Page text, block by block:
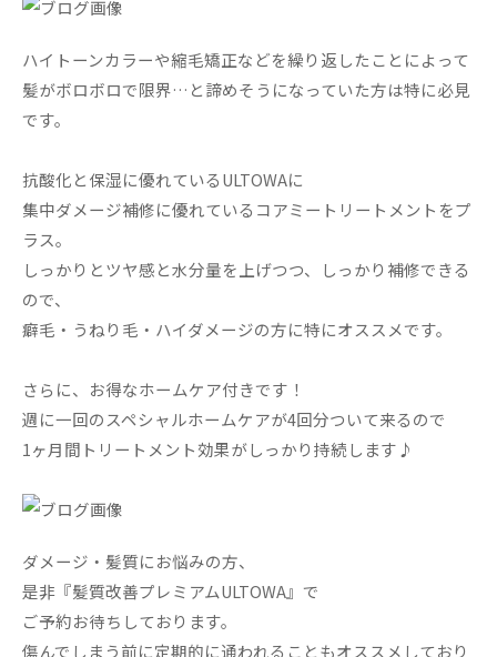
ハイトーンカラーや縮毛矯正などを繰り返したことによって
髪がボロボロで限界…と諦めそうになっていた方は特に必見
です。
抗酸化と保湿に優れているULTOWAに
集中ダメージ補修に優れているコアミートリートメントをプ
ラス。
しっかりとツヤ感と水分量を上げつつ、しっかり補修できる
ので、
癖毛・うねり毛・ハイダメージの方に特にオススメです。
さらに、お得なホームケア付きです！
週に一回のスペシャルホームケアが4回分ついて来るので
1ヶ月間トリートメント効果がしっかり持続します♪
ダメージ・髪質にお悩みの方、
是非『髪質改善プレミアムULTOWA』で
ご予約お待ちしております。
傷んでしまう前に定期的に通われることもオススメしており